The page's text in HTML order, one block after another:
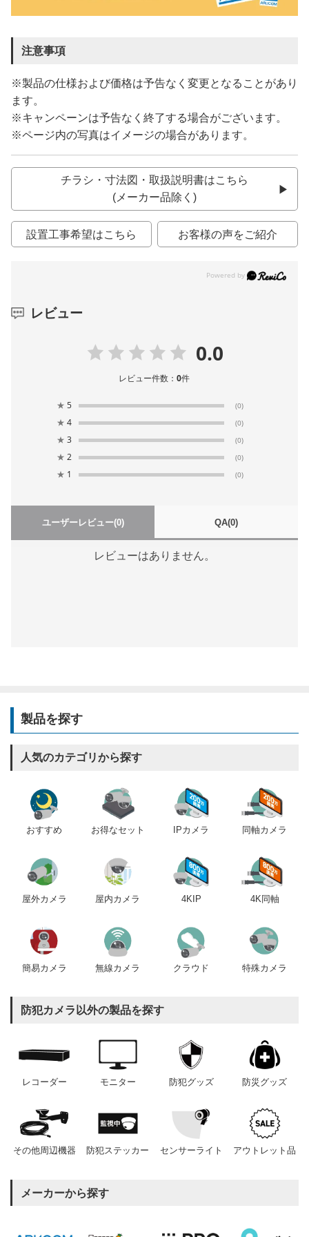
注意事項
※製品の仕様および価格は予告なく変更となることがあり
ます。
※キャンペーンは予告なく終了する場合がございます。
※ページ内の写真はイメージの場合があります。
チラシ・寸法図・取扱説明書はこちら
(メーカー品除く)
設置工事希望はこちら お客様の声をご紹介
レビュー
0.0
レビュー件数：0件
★ 5 (0)
★ 4 (0)
★ 3 (0)
★ 2 (0)
★ 1 (0)
ユーザーレビュー(0) QA(0)
レビューはありません。
製品を探す
人気のカテゴリから探す
おすすめ お得なセット IPカメラ 同軸カメラ
屋外カメラ 屋内カメラ 4KIP 4K同軸
簡易カメラ 無線カメラ クラウド 特殊カメラ
防犯カメラ以外の製品を探す
レコーダー モニター 防犯グッズ 防災グッズ
その他周辺機器 防犯ステッカー センサーライト アウトレット品
メーカーから探す